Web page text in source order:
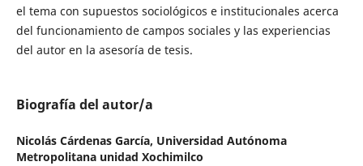
el tema con supuestos sociológicos e institucionales acerca
del funcionamiento de campos sociales y las experiencias
del autor en la asesoría de tesis.
Biografía del autor/a
Nicolás Cárdenas García, Universidad Autónoma
Metropolitana unidad Xochimilco